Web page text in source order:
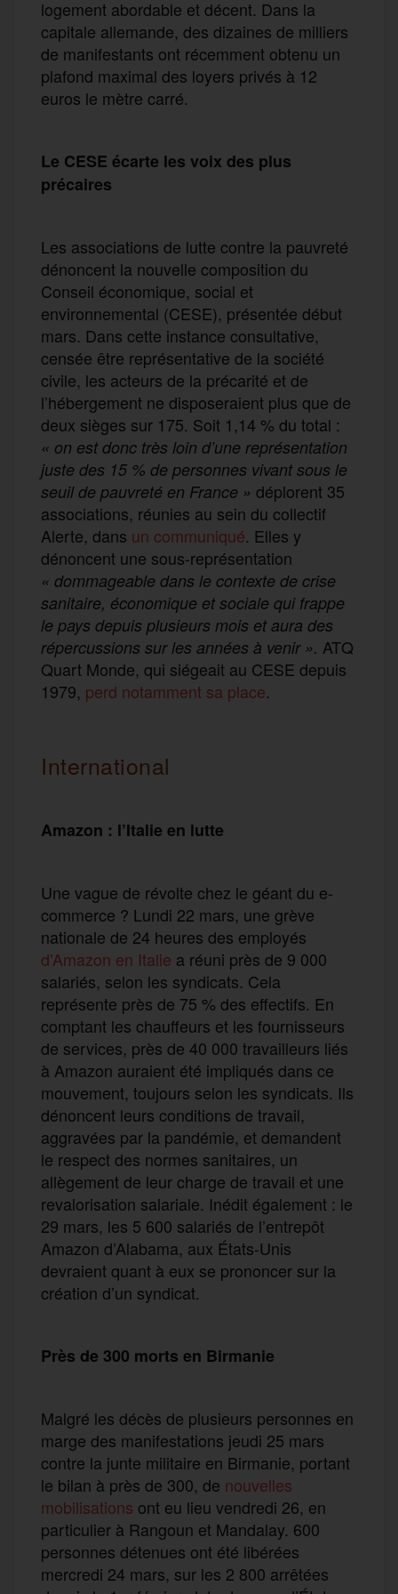
logement abordable et décent. Dans la
capitale allemande, des dizaines de milliers
de manifestants ont récemment obtenu un
plafond maximal des loyers privés à 12
euros le mètre carré.
Le CESE écarte les voix des plus
précaires
Les associations de lutte contre la pauvreté
dénoncent la nouvelle composition du
Conseil économique, social et
environnemental (CESE), présentée début
mars. Dans cette instance consultative,
censée être représentative de la société
civile, les acteurs de la précarité et de
l’hébergement ne disposeraient plus que de
deux sièges sur 175. Soit 1,14 % du total :
« on est donc très loin d’une représentation
juste des 15 % de personnes vivant sous le
seuil de pauvreté en France » déplorent 35
associations, réunies au sein du collectif
Alerte, dans un communiqué. Elles y
dénoncent une sous-représentation
« dommageable dans le contexte de crise
sanitaire, économique et sociale qui frappe
le pays depuis plusieurs mois et aura des
répercussions sur les années à venir ». ATQ
Quart Monde, qui siégeait au CESE depuis
1979, perd notamment sa place.
International
Amazon : l’Italie en lutte
Une vague de révolte chez le géant du e-
commerce ? Lundi 22 mars, une grève
nationale de 24 heures des employés
d’Amazon en Italie a réuni près de 9 000
salariés, selon les syndicats. Cela
représente près de 75 % des effectifs. En
comptant les chauffeurs et les fournisseurs
de services, près de 40 000 travailleurs liés
à Amazon auraient été impliqués dans ce
mouvement, toujours selon les syndicats. Ils
dénoncent leurs conditions de travail,
aggravées par la pandémie, et demandent
le respect des normes sanitaires, un
allègement de leur charge de travail et une
revalorisation salariale. Inédit également : le
29 mars, les 5 600 salariés de l’entrepôt
Amazon d’Alabama, aux États-Unis
devraient quant à eux se prononcer sur la
création d’un syndicat.
Près de 300 morts en Birmanie
Malgré les décès de plusieurs personnes en
marge des manifestations jeudi 25 mars
contre la junte militaire en Birmanie, portant
le bilan à près de 300, de nouvelles
mobilisations ont eu lieu vendredi 26, en
particulier à Rangoun et Mandalay. 600
personnes détenues ont été libérées
mercredi 24 mars, sur les 2 800 arrêtées